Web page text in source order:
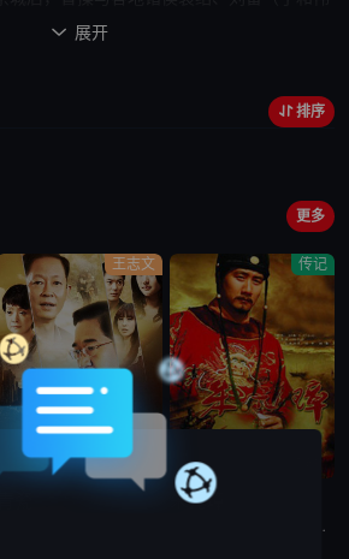
会盟，共同讨伐董卓。几番征战，董卓最终
周瑜、夏侯渊、陆逊、姜维、司马懿（倪大
 展开
排序
更多
王志文
完结
传记
朱元璋
电视剧朱元璋的剧情简介：元朝末年，天下大乱。朱元璋自幼父母双亡，沦为乞丐，后又遁入空门。他走投无路，参加了义军，从此南征北战，一步步走上了中国历史的舞台。朱元璋心思缜密，把徐达、汤和等一批将才笼络